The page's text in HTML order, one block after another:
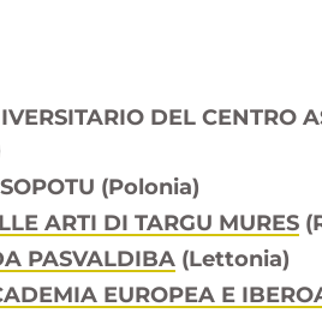
DEL CENTRO
(Polonia)
ARTI DI TARGU MURES
PASVALDIBA (Lettonia)
EUROPEA E